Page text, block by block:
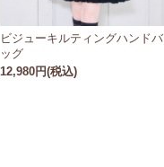
ビジューキルティングハンドバ
ッグ
12,980円(税込)